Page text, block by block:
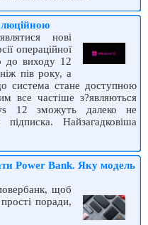
нові
операційної
до виходу 12
пів року, а
система стане доступною
все частіше з?являються
12 зможуть далеко не
Найзагадковіша
Power Bank. Яку модель
щоб
поради,